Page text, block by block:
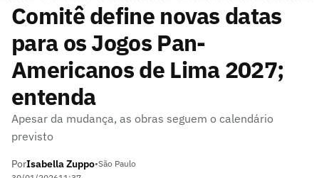
Comitê define novas datas
para os Jogos Pan-
Americanos de Lima 2027;
entenda
Apesar da mudança, as obras seguem o calendário
previsto
PorIsabella Zuppo•São Paulo